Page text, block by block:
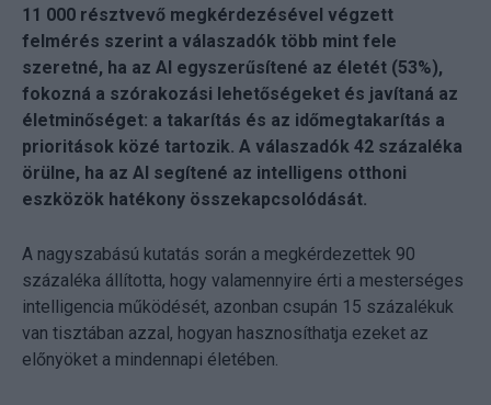
11 000 résztvevő megkérdezésével végzett
felmérés szerint a válaszadók több mint fele
szeretné, ha az AI egyszerűsítené az életét (53%),
fokozná a szórakozási lehetőségeket és javítaná az
életminőséget: a takarítás és az időmegtakarítás a
prioritások közé tartozik. A válaszadók 42 százaléka
örülne, ha az AI segítené az intelligens otthoni
eszközök hatékony összekapcsolódását.
A nagyszabású kutatás során a megkérdezettek 90
százaléka állította, hogy valamennyire érti a mesterséges
intelligencia működését, azonban csupán 15 százalékuk
van tisztában azzal, hogyan hasznosíthatja ezeket az
előnyöket a mindennapi életében.